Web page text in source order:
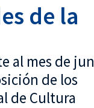
de la
al mes de
de los
de Cultura